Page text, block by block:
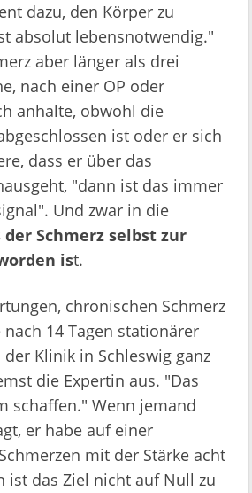
dazu, den Körper zu
absolut lebensnotwendig."
aber länger als drei
nach einer OP oder
anhalte, obwohl die
ist oder er sich
dass er über das
"dann ist das immer
Und zwar in die
der Schmerz selbst zur
ist.
chronischen Schmerz
14 Tagen stationärer
Klinik in Schleswig ganz
die Expertin aus. "Das
schaffen." Wenn jemand
er habe auf einer
mit der Stärke acht
ist das Ziel nicht auf Null zu